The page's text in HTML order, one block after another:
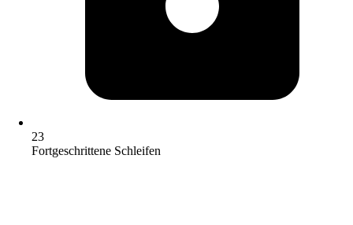
23
Fortgeschrittene Schleifen